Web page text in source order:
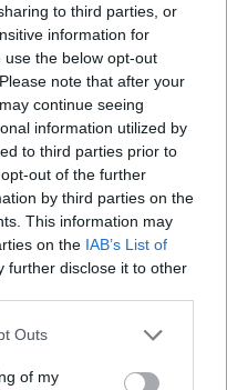
to third parties, or
information for
the below opt-out
note that after your
continue seeing
information utilized by
to third parties prior to
out of the further
by third parties on the
This information may
on the IAB’s List of
further disclose it to other
one or more Google
You may click to
Outs
of my